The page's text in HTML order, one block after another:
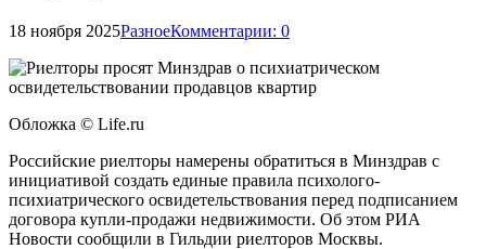
18 ноября 2025РазноеКомментарии: 0
Обложка © Life.ru
Российские риелторы намерены обратиться в Минздрав с
инициативой создать единые правила психолого-
психиатрического освидетельствования перед подписанием
договора купли-продажи недвижимости. Об этом РИА
Новости сообщили в Гильдии риелторов Москвы.